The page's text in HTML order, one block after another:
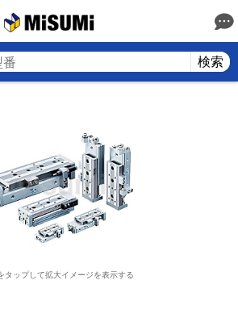
検索
タップして拡大イメージを表示する